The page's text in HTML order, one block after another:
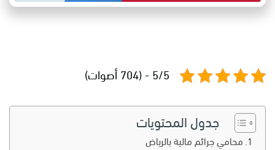
5/5 - (704 أصوات)
جدول المحتويات
محامي جرائم مالية بالرياض